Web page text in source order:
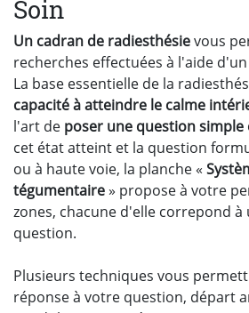
Soin
Un cadran de radiesthésievous
recherches effectuées à l'aide d'un
La base essentielle de la
capacité à atteindre le calme
l'art de poser une question simple
cet état atteint et la question
ou à haute voie, la planche «
tégumentaire» propose à votre
zones, chacune d'elle correpond
question.
Plusieurs techniques vous
réponse à votre question, départ